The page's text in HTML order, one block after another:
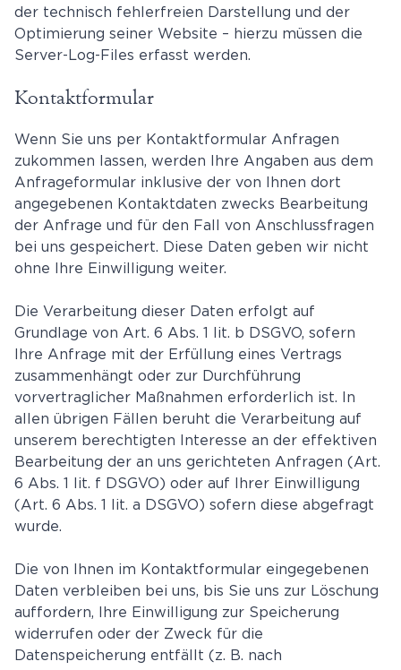
der technisch fehlerfreien Darstellung und der
Optimierung seiner Website – hierzu müssen die
Server-Log-Files erfasst werden.
Kontaktformular
Wenn Sie uns per Kontaktformular Anfragen
zukommen lassen, werden Ihre Angaben aus dem
Anfrageformular inklusive der von Ihnen dort
angegebenen Kontaktdaten zwecks Bearbeitung
der Anfrage und für den Fall von Anschlussfragen
bei uns gespeichert. Diese Daten geben wir nicht
ohne Ihre Einwilligung weiter.
Die Verarbeitung dieser Daten erfolgt auf
Grundlage von Art. 6 Abs. 1 lit. b DSGVO, sofern
Ihre Anfrage mit der Erfüllung eines Vertrags
zusammenhängt oder zur Durchführung
vorvertraglicher Maßnahmen erforderlich ist. In
allen übrigen Fällen beruht die Verarbeitung auf
unserem berechtigten Interesse an der effektiven
Bearbeitung der an uns gerichteten Anfragen (Art.
6 Abs. 1 lit. f DSGVO) oder auf Ihrer Einwilligung
(Art. 6 Abs. 1 lit. a DSGVO) sofern diese abgefragt
wurde.
Die von Ihnen im Kontaktformular eingegebenen
Daten verbleiben bei uns, bis Sie uns zur Löschung
auffordern, Ihre Einwilligung zur Speicherung
widerrufen oder der Zweck für die
Datenspeicherung entfällt (z. B. nach